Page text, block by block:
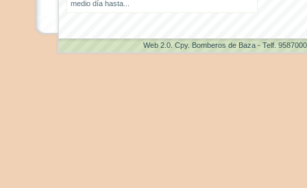
medio día hasta...
Web 2.0 . Cpy. Bomberos de Baza - Telf.